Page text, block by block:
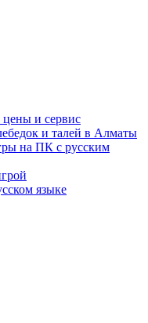
и сервис
и талей в Алматы
на ПК с русским
языке